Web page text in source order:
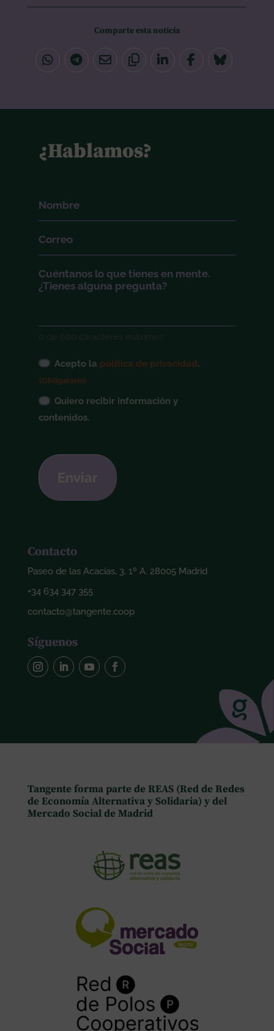
Comparte esta noticia
¿Hablamos?
Nombre
(Obligatorio)
Correo
(Obligatorio)
Cuéntanos
Consentimiento
(Obligatorio)
Acepto la política de privacidad.
(Obligatorio)
Suscripción
Quiero recibir información y
contenidos.
Contacto
Paseo de las Acacias, 3, 1º A. 28005 Madrid
+34 634 347 355
contacto@tangente.coop
Síguenos
Tangente forma parte de REAS (Red de Redes
de Economía Alternativa y Solidaria) y del
Mercado Social de Madrid